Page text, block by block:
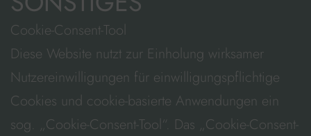
Cookie-Consent-Tool
Diese Website nutzt zur Einholung wirksamer
Nutzereinwilligungen für einwilligungspflichtige
Cookies und cookie-basierte Anwendungen ein
sog. „Cookie-Consent-Tool“. Das „Cookie-Consent-